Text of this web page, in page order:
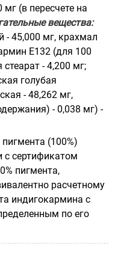
(в пересчете на
вещества:
- 45,000 мг, крахмал
Е132 (для 100
- 4,200 мг;
голубая
- 48,262 мг,
- 0,038 мг) -
(100%)
с сертификатом
пигмента,
расчетному
индигокармина с
по его